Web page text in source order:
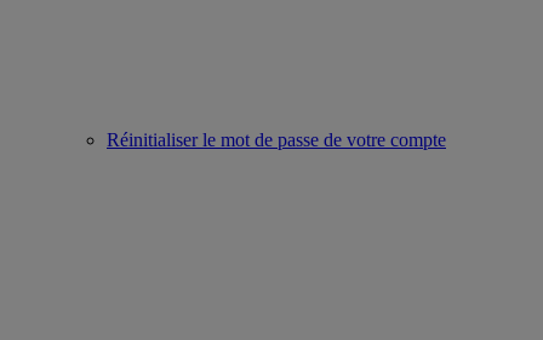
Réinitialiser le mot de passe de votre compte